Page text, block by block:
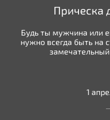
Прическа
Будь ты мужчина или
нужно всегда быть на
1